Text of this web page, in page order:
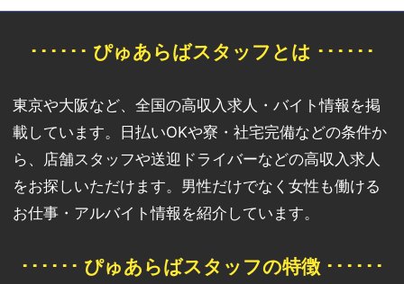
･･････ ぴゅあらばスタッフとは ･･････
東京や大阪など、全国の高収入求人・バイト情報を掲
載しています。日払いOKや寮・社宅完備などの条件か
ら、店舗スタッフや送迎ドライバーなどの高収入求人
をお探しいただけます。男性だけでなく女性も働ける
お仕事・アルバイト情報を紹介しています。
･･････ ぴゅあらばスタッフの特徴 ･･････